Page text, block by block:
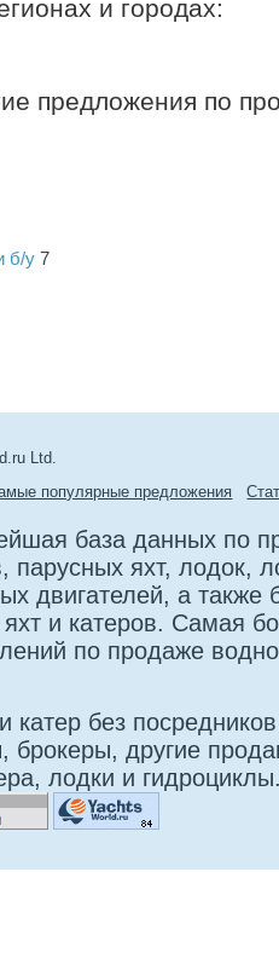
и городах:
предложения по
б/у 7
Ltd.
популярные предложения
база данных по
парусных яхт, лодок,
двигателей, а также
и катеров. Самая
по продаже
катер без
брокеры, другие
лодки и